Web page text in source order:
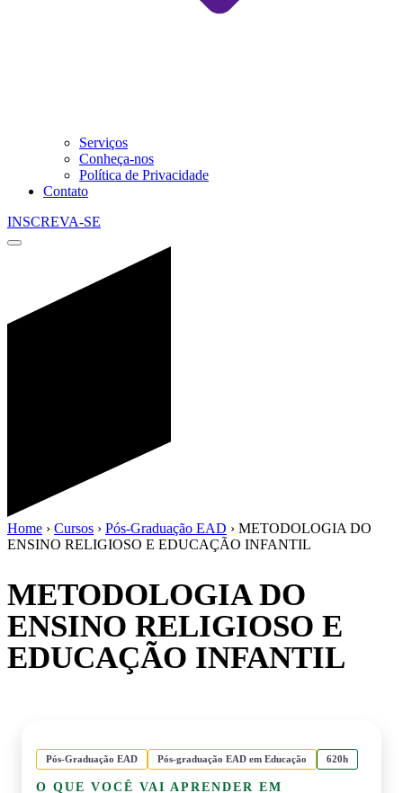
Serviços
Conheça-nos
Política de Privacidade
Contato
INSCREVA-SE
Home › Cursos › Pós-Graduação EAD › METODOLOGIA DO
ENSINO RELIGIOSO E EDUCAÇÃO INFANTIL
METODOLOGIA DO
ENSINO RELIGIOSO E
EDUCAÇÃO INFANTIL
Pós-Graduação EAD Pós-graduação EAD em Educação 620h
O QUE VOCÊ VAI APRENDER EM